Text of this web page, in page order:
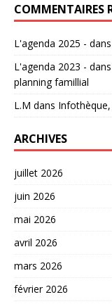
COMMENTAIRES
L'agenda 2025 - dans
L'agenda 2023 - dans
planning famillial
L.M dans
ARCHIVES
juillet 2026
juin 2026
mai 2026
avril 2026
mars 2026
février 2026